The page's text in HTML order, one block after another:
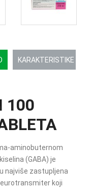
KARAKTERISTIKE
100
aminobuternom
(GABA) je
najviše zastupljena
koji